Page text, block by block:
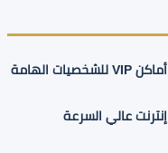
أماكن VIP للشخصيات الهامة
إنترنت عالي السرعة